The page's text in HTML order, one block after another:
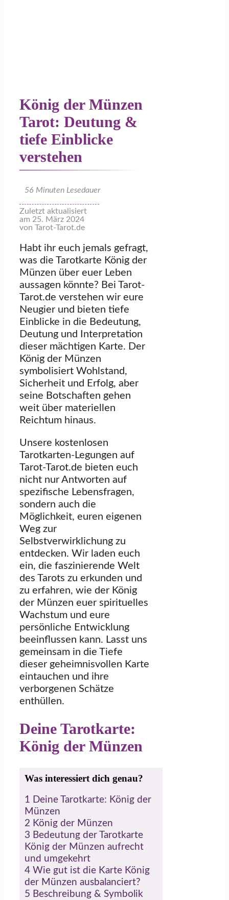
König der Münzen
Tarot: Deutung &
tiefe Einblicke
verstehen
56 Minuten Lesedauer
Zuletzt aktualisiert
am 25. März 2024
von Tarot-Tarot.de
Habt ihr euch jemals gefragt,
was die Tarotkarte König der
Münzen über euer Leben
aussagen könnte? Bei Tarot-
Tarot.de verstehen wir eure
Neugier und bieten tiefe
Einblicke in die Bedeutung,
Deutung und Interpretation
dieser mächtigen Karte. Der
König der Münzen
symbolisiert Wohlstand,
Sicherheit und Erfolg, aber
seine Botschaften gehen
weit über materiellen
Reichtum hinaus.
Unsere kostenlosen
Tarotkarten-Legungen auf
Tarot-Tarot.de bieten euch
nicht nur Antworten auf
spezifische Lebensfragen,
sondern auch die
Möglichkeit, euren eigenen
Weg zur
Selbstverwirklichung zu
entdecken. Wir laden euch
ein, die faszinierende Welt
des Tarots zu erkunden und
zu erfahren, wie der König
der Münzen euer spirituelles
Wachstum und eure
persönliche Entwicklung
beeinflussen kann. Lasst uns
gemeinsam in die Tiefe
dieser geheimnisvollen Karte
eintauchen und ihre
verborgenen Schätze
enthüllen.
Deine Tarotkarte:
König der Münzen
Was interessiert dich genau?
1 Deine Tarotkarte: König der
Münzen
2 König der Münzen
3 Bedeutung der Tarotkarte
König der Münzen aufrecht
und umgekehrt
4 Wie gut ist die Karte König
der Münzen ausbalanciert?
5 Beschreibung & Symbolik